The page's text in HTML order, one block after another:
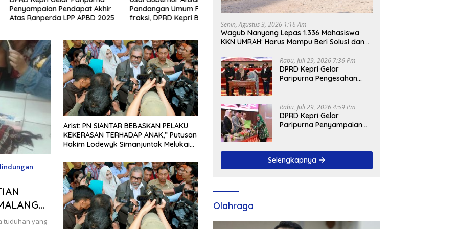
Pendapat Akhir
LPP APBD 2025
Pandangan Umum Fraksi-
fraksi, DPRD Kepri Bentuk
dan Kesehatan Hewan
Jawaban Pemprov Atas
Ranperda Pengelolaan Barang
Milik Daerah
Dorong Pemerintah
tuduhan yang
Arist: PN SIANTAR BEBASKAN PELAKU
KEKERASAN TERHADAP ANAK,” Putusan
Hakim Lodewyk Simanjuntak Melukai
Senin, Agustus 3, 2026 1:16 Am
Wagub Nanyang Lepas 1.336 Mahasiswa
KKN UMRAH: Harus Mampu Beri Solusi dan
Rabu, Juli 29, 2026 7:36 Pm
DPRD Kepri Gelar
Paripurna Pengesahan
APBD 2025, Sejumlah
Rekomendasi Strategis
Disampaikan
Rabu, Juli 29, 2026 4:59 Pm
DPRD Kepri Gelar
Paripurna Penyampaian
Selengkapnya
Olahraga